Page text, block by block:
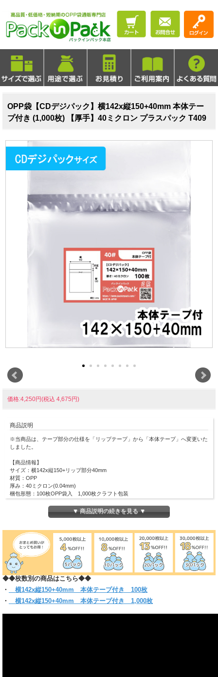
OPP袋【CDデジパック】横142x縦150+40mm 本体テー
プ付き (1,000枚) 【厚手】40ミクロン プラスパック T409
価格:4,250円(税込 4,675円)
商品説明
※当商品は、テープ部分の仕様を「リップテープ」から「本体テープ」へ変更いた
しました。
【商品情報】
サイズ：横142x縦150+リップ部分40mm
材質：OPP
厚み：40ミクロン(0.04mm)
梱包形態：100枚OPP袋入 1,000枚クラフト包装
デジパックサイズのCDを横から入れるタイプです。
CD10mm厚のCDケースや紙のケースカバー付きのCD等にも使用できます。
まとわり付きのない帯電防止テープ使用です。
(お入れになりたい商品によっては入らない場合もございますので、サイズをお確
かめください)
▼ 商品説明の続きを見る ▼
◆◆枚数別の商品はこちら◆◆
・
横142x縦150+40mm 本体テープ付き 100枚
・
横142x縦150+40mm 本体テープ付き 1,000枚